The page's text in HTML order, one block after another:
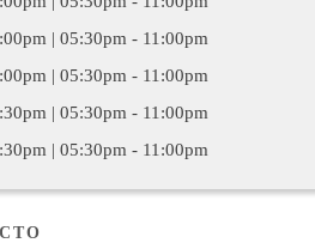
| 05:30pm - 11:00pm
| 05:30pm - 11:00pm
| 05:30pm - 11:00pm
| 05:30pm - 11:00pm